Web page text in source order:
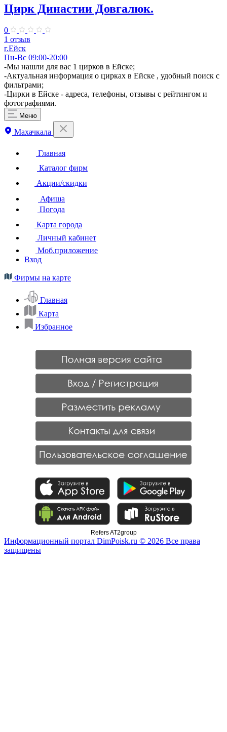
Цирк Династии Довгалюк.
0
1 отзыв
г.Ейск
Пн-Вс 09:00-20:00
-Мы нашли для вас 1 цирков в Ейске;
-Актуальная информация о цирках в Ейске , удобный поиск с
фильтрами;
-Цирки в Ейске - адреса, телефоны, отзывы с рейтингом и
фотографиями.
Меню
Махачкала
Главная
Каталог фирм
Акции/скидки
Афиша
Погода
Карта города
Личный кабинет
Моб.приложение
Вход
Фирмы на карте
Главная
Карта
Избранное
Refers AT2group
Информационный портал DimPoisk.ru © 2026 Все права
защищены